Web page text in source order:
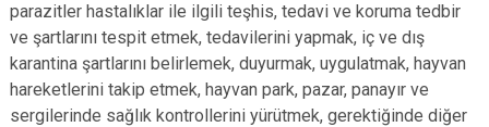
parazitler hastalıklar ile ilgili teşhis, tedavi ve koruma tedbir
ve şartlarını tespit etmek, tedavilerini yapmak, iç ve dış
karantina şartlarını belirlemek, duyurmak, uygulatmak, hayvan
hareketlerini takip etmek, hayvan park, pazar, panayır ve
sergilerinde sağlık kontrollerini yürütmek, gerektiğinde diğer